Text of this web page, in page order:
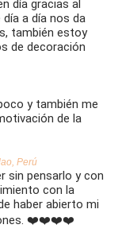
día gracias al
día a día nos da
también estoy
de decoración
y también me
de la
Perú
sin pensarlo y con
con la
haber abierto mi
❤️❤️❤️❤️